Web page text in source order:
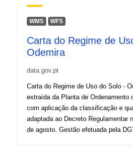
WMS WFS
Carta do Regime de
Odemira
data.gov.pt
Carta do Regime de Uso do Solo -
extraída da Planta de Ordenamento
com aplicação da classificação e
adaptada ao Decreto Regulamentar
de agosto. Gestão efetuada pela